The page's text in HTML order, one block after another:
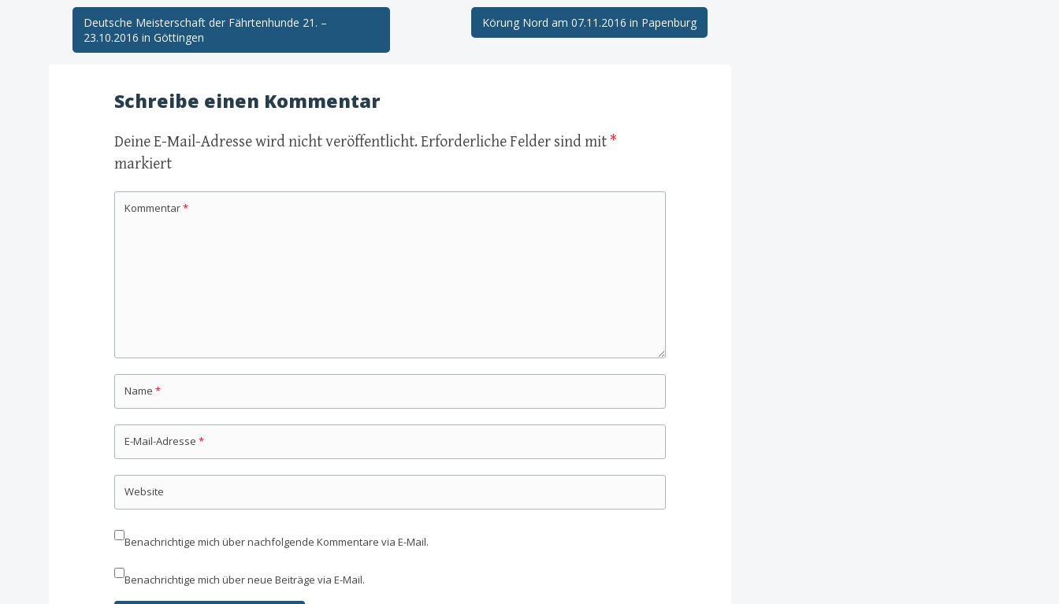
Post
Deutsche Meisterschaft der Fährtenhunde 21. –
23.10.2016 in Göttingen
Körung Nord am 07.11.2016 in Papenburg
Schreibe einen Kommentar
Deine E-Mail-Adresse wird nicht veröffentlicht. Erforderliche Felder sind mit *
markiert
Kommentar*
Name *
E-Mail-Adresse *
Website
Benachrichtige mich über nachfolgende Kommentare via E-Mail.
Benachrichtige mich über neue Beiträge via E-Mail.